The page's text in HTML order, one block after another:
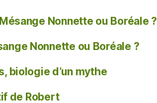
Mésange Nonnette ou Boréale ?
Nonnette ou Boréale ?
biologie d’un mythe
de Robert